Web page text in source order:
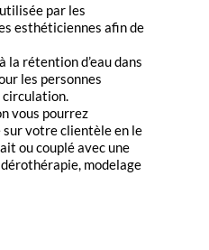
par les
esthéticiennes afin de
la rétention d’eau dans
les personnes
circulation.
vous pourrez
votre clientèle en le
ou couplé avec une
modelage